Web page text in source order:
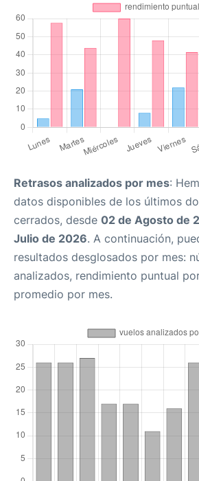
Retrasos analizados por mes:
datos disponibles de los últimos
cerrados, desde 02 de Agosto de
Julio de 2026. A continuación,
resultados desglosados por mes:
analizados, rendimiento puntual
promedio por mes.